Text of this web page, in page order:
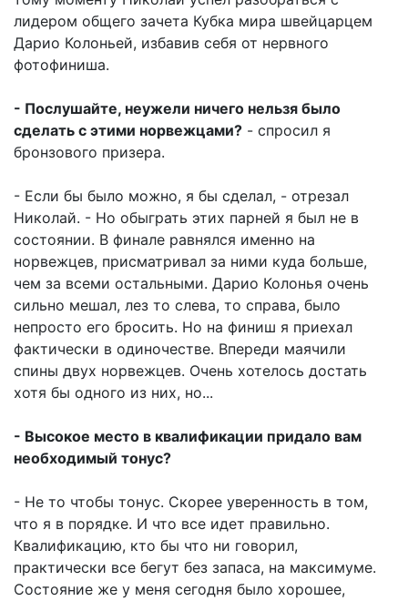
лидером общего зачета Кубка мира швейцарцем
Дарио Колоньей, избавив себя от нервного
фотофиниша.
- Послушайте, неужели ничего нельзя было
сделать с этими норвежцами? - спросил я
бронзового призера.
- Если бы было можно, я бы сделал, - отрезал
Николай. - Но обыграть этих парней я был не в
состоянии. В финале равнялся именно на
норвежцев, присматривал за ними куда больше,
чем за всеми остальными. Дарио Колонья очень
сильно мешал, лез то слева, то справа, было
непросто его бросить. Но на финиш я приехал
фактически в одиночестве. Впереди маячили
спины двух норвежцев. Очень хотелось достать
хотя бы одного из них, но...
- Высокое место в квалификации придало вам
необходимый тонус?
- Не то чтобы тонус. Скорее уверенность в том,
что я в порядке. И что все идет правильно.
Квалификацию, кто бы что ни говорил,
практически все бегут без запаса, на максимуме.
Состояние же у меня сегодня было хорошее,